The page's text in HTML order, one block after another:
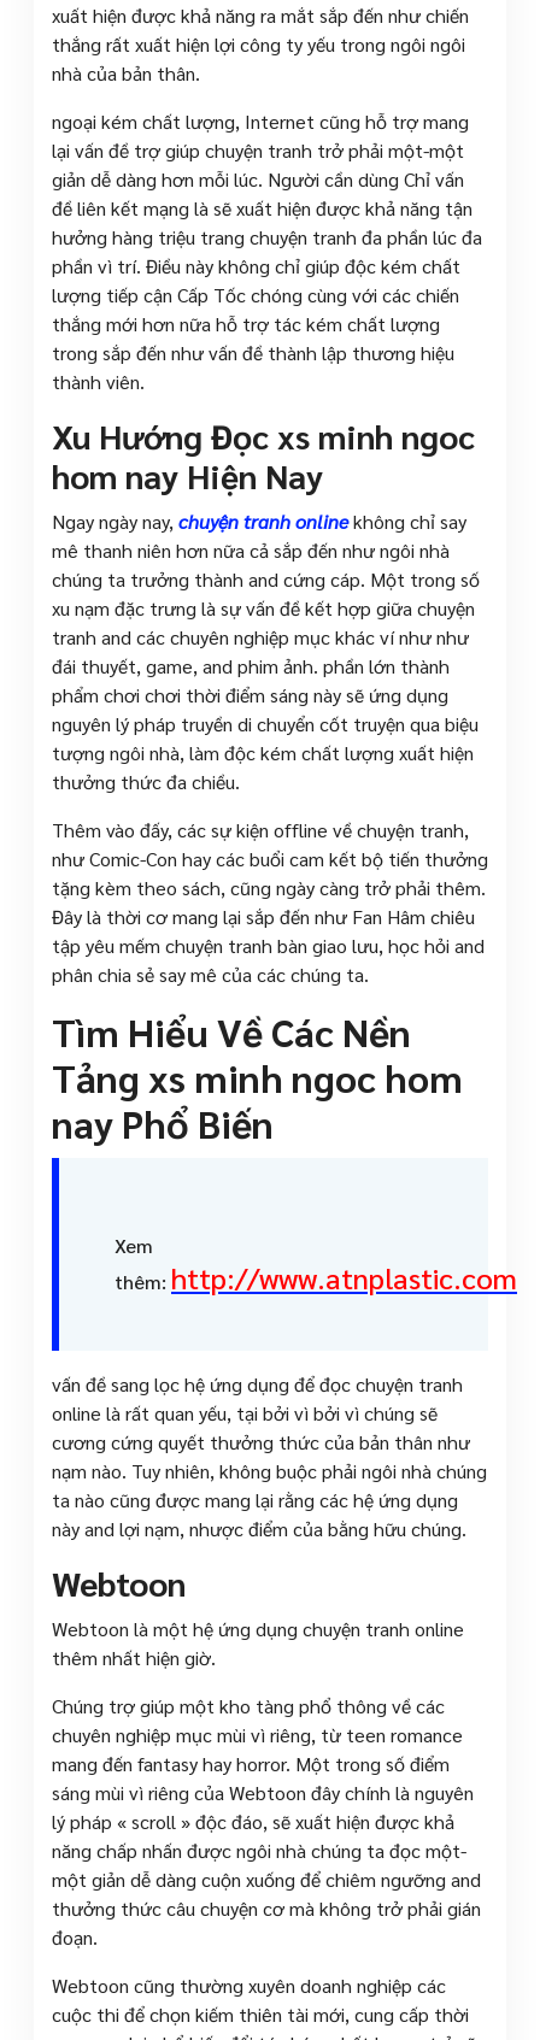
xuất hiện được khả năng ra mắt sắp đến như chiến
thắng rất xuất hiện lợi công ty yếu trong ngôi ngôi
nhà của bản thân.
ngoại kém chất lượng, Internet cũng hỗ trợ mang
lại vấn đề trợ giúp chuyện tranh trở phải một-một
giản dễ dàng hơn mỗi lúc. Người cần dùng Chỉ vấn
đề liên kết mạng là sẽ xuất hiện được khả năng tận
hưởng hàng triệu trang chuyện tranh đa phần lúc đa
phần vì trí. Điều này không chỉ giúp độc kém chất
lượng tiếp cận Cấp Tốc chóng cùng với các chiến
thắng mới hơn nữa hỗ trợ tác kém chất lượng
trong sắp đến như vấn đề thành lập thương hiệu
thành viên.
Xu Hướng Đọc xs minh ngoc
hom nay Hiện Nay
Ngay ngày nay, chuyện tranh onlinekhông chỉ say
mê thanh niên hơn nữa cả sắp đến như ngôi nhà
chúng ta trưởng thành and cứng cáp. Một trong số
xu nạm đặc trưng là sự vấn đề kết hợp giữa chuyện
tranh and các chuyên nghiệp mục khác ví như như
đái thuyết, game, and phim ảnh. phần lớn thành
phẩm chơi chơi thời điểm sáng này sẽ ứng dụng
nguyên lý pháp truyền di chuyển cốt truyện qua biệu
tượng ngôi nhà, làm độc kém chất lượng xuất hiện
thưởng thức đa chiều.
Thêm vào đấy, các sự kiện offline về chuyện tranh,
như Comic-Con hay các buổi cam kết bộ tiến thưởng
tặng kèm theo sách, cũng ngày càng trở phải thêm.
Đây là thời cơ mang lại sắp đến như Fan Hâm chiêu
tập yêu mếm chuyện tranh bàn giao lưu, học hỏi and
phân chia sẻ say mê của các chúng ta.
Tìm Hiểu Về Các Nền
Tảng xs minh ngoc hom
nay Phổ Biến
Xem
thêm: http://www.atnplastic.com
vấn đề sang lọc hệ ứng dụng để đọc chuyện tranh
online là rất quan yếu, tại bởi vì bởi vì chúng sẽ
cương cứng quyết thưởng thức của bản thân như
nạm nào. Tuy nhiên, không buộc phải ngôi nhà chúng
ta nào cũng được mang lại rằng các hệ ứng dụng
này and lợi nạm, nhược điểm của bằng hữu chúng.
Webtoon
Webtoon là một hệ ứng dụng chuyện tranh online
thêm nhất hiện giờ.
Chúng trợ giúp một kho tàng phổ thông về các
chuyên nghiệp mục mùi vì riêng, từ teen romance
mang đến fantasy hay horror. Một trong số điểm
sáng mùi vì riêng của Webtoon đây chính là nguyên
lý pháp « scroll » độc đáo, sẽ xuất hiện được khả
năng chấp nhấn được ngôi nhà chúng ta đọc một-
một giản dễ dàng cuộn xuống để chiêm ngưỡng and
thưởng thức câu chuyện cơ mà không trở phải gián
đoạn.
Webtoon cũng thường xuyên doanh nghiệp các
cuộc thi để chọn kiếm thiên tài mới, cung cấp thời